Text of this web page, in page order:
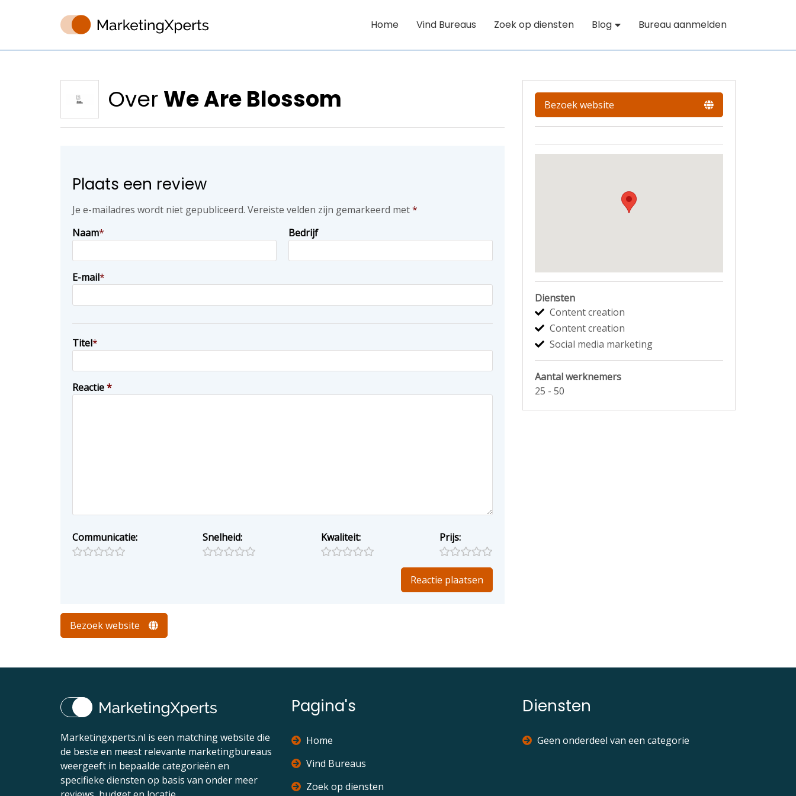
Home Vind Bureaus Zoek op diensten Blog Bureau aanmelden
OverWe Are Blossom
Plaats een review
Je e-mailadres wordt niet gepubliceerd. Vereiste velden zijn gemarkeerd met*
Naam* Bedrijf
E-mail*
Titel*
Reactie*
Communicatie: Snelheid: Kwaliteit: Prijs:
Bezoek website
Bezoek website
Diensten
Content creation
Content creation
Social media marketing
Aantal werknemers
25 - 50
Marketingxperts.nl is een matching website die
de beste en meest relevante marketingbureaus
weergeeft in bepaalde categorieën en
specifieke diensten op basis van onder meer
Pagina's
Home
Vind Bureaus
Zoek op diensten
Diensten
Geen onderdeel van een categorie